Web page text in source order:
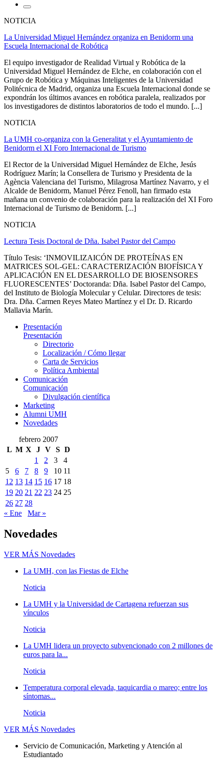
NOTICIA
La Universidad Miguel Hernández organiza en Benidorm una
Escuela Internacional de Robótica
El equipo investigador de Realidad Virtual y Robótica de la
Universidad Miguel Hernández de Elche, en colaboración con el
Grupo de Robótica y Máquinas Inteligentes de la Universidad
Politécnica de Madrid, organiza una Escuela Internacional donde se
expondrán los últimos avances en robótica paralela, realizados por
los investigadores de distintos laboratorios de todo el mundo. [...]
NOTICIA
La UMH co-organiza con la Generalitat y el Ayuntamiento de
Benidorm el XI Foro Internacional de Turismo
El Rector de la Universidad Miguel Hernández de Elche, Jesús
Rodríguez Marín; la Consellera de Turismo y Presidenta de la
Agència Valenciana del Turismo, Milagrosa Martínez Navarro, y el
Alcalde de Benidorm, Manuel Pérez Fenoll, han firmado esta
mañana un convenio de colaboración para la realización del XI Foro
Internacional de Turismo de Benidorm. [...]
NOTICIA
Lectura Tesis Doctoral de Dña. Isabel Pastor del Campo
Título Tesis: ‘INMOVILIZAICÓN DE PROTEÍNAS EN
MATRICES SOL-GEL: CARACTERIZACIÓN BIOFÍSICA Y
APLICACIÓN EN EL DESARROLLO DE BIOSENSORES
FLUORESCENTES’ Doctoranda: Dña. Isabel Pastor del Campo,
del Instituto de Biología Molecular y Celular. Directores de tesis:
Dra. Dña. Carmen Reyes Mateo Martínez y el Dr. D. Ricardo
Mallavia Marín.
Presentación
Presentación
Directorio
Localización / Cómo llegar
Carta de Servicios
Política Ambiental
Comunicación
Comunicación
Divulgación científica
Marketing
Alumni UMH
Novedades
febrero 2007
L M X J V S D
1
2 3
4
5
6 7 8 9 10 11
12 13 14 15 16 17 18
19 20 21 22 23 24 25
26 27 28
« Ene
Mar »
Novedades
VER MÁS Novedades
La UMH, con las Fiestas de Elche
Noticia
La UMH y la Universidad de Cartagena refuerzan sus
vínculos
Noticia
La UMH lidera un proyecto subvencionado con 2 millones de
euros para la...
Noticia
Temperatura corporal elevada, taquicardia o mareo; entre los
síntomas...
Noticia
VER MÁS Novedades
Servicio de Comunicación, Marketing y Atención al
Estudiantado